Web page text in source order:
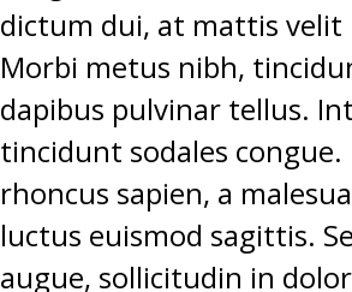
dictum dui, at mattis velit
Morbi metus nibh,
dapibus pulvinar tellus.
tincidunt sodales
rhoncus sapien, a
luctus euismod sagittis.
augue, sollicitudin in